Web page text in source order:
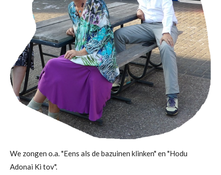
We zongen o.a. "Eens als de bazuinen klinken" en "Hodu
Adonai Ki tov".